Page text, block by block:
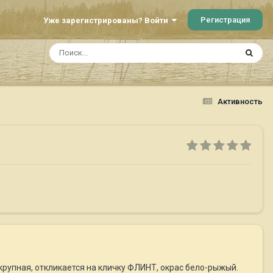
Уже зарегистрированы? Войти Регистрация
Активность
откликается на кличку ФЛИНТ, окрас бело-рыжый.